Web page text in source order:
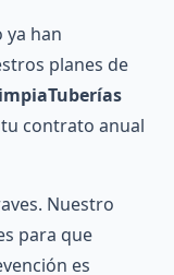
ya han
planes de
contrato anual
Nuestro
para que
es